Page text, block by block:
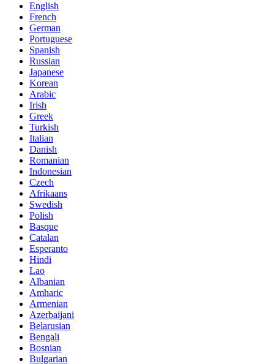
English
French
German
Portuguese
Spanish
Russian
Japanese
Korean
Arabic
Irish
Greek
Turkish
Italian
Danish
Romanian
Indonesian
Czech
Afrikaans
Swedish
Polish
Basque
Catalan
Esperanto
Hindi
Lao
Albanian
Amharic
Armenian
Azerbaijani
Belarusian
Bengali
Bosnian
Bulgarian